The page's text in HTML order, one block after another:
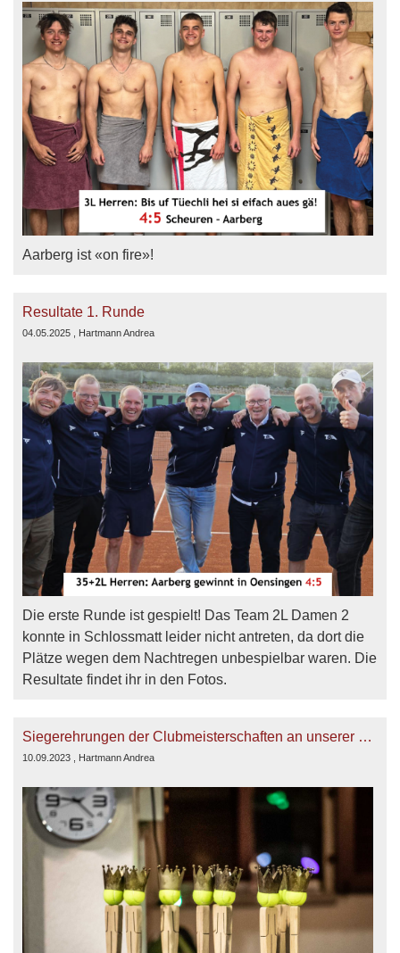
Aarberg ist «on fire»!
Resultate 1. Runde
04.05.2025 , Hartmann Andrea
Die erste Runde ist gespielt! Das Team 2L Damen 2
konnte in Schlossmatt leider nicht antreten, da dort die
Plätze wegen dem Nachtregen unbespielbar waren. Die
Resultate findet ihr in den Fotos.
Siegerehrungen der Clubmeisterschaften an unserer ersten Championsparty 2023
10.09.2023 , Hartmann Andrea